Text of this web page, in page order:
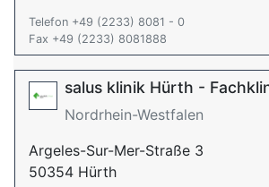
Telefon +49 (2233) 8081 - 0
Fax +49 (2233) 8081888
salus klinik Hürth -
Nordrhein-Westfalen
Argeles-Sur-Mer-Straße 3
50354 Hürth